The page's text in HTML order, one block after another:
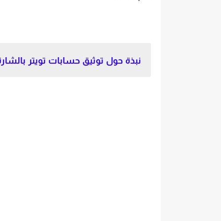
نبذة حول توثيق حسابات تويتر